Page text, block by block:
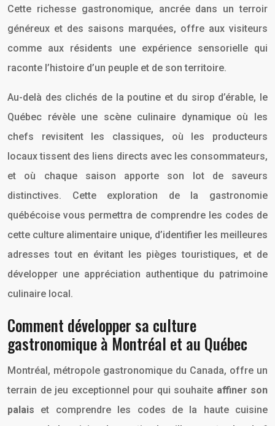
Cette richesse gastronomique, ancrée dans un terroir
généreux et des saisons marquées, offre aux visiteurs
comme aux résidents une expérience sensorielle qui
raconte l’histoire d’un peuple et de son territoire.
Au-delà des clichés de la poutine et du sirop d’érable, le
Québec révèle une scène culinaire dynamique où les
chefs revisitent les classiques, où les producteurs
locaux tissent des liens directs avec les consommateurs,
et où chaque saison apporte son lot de saveurs
distinctives. Cette exploration de la gastronomie
québécoise vous permettra de comprendre les codes de
cette culture alimentaire unique, d’identifier les meilleures
adresses tout en évitant les pièges touristiques, et de
développer une appréciation authentique du patrimoine
culinaire local.
Comment développer sa culture
gastronomique à Montréal et au Québec
Montréal, métropole gastronomique du Canada, offre un
terrain de jeu exceptionnel pour qui souhaite affiner son
palais et comprendre les codes de la haute cuisine